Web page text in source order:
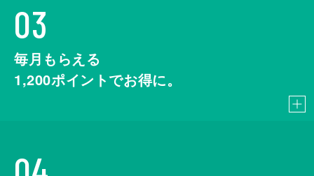
03
毎月もらえる
1,200ポイントでお得に。